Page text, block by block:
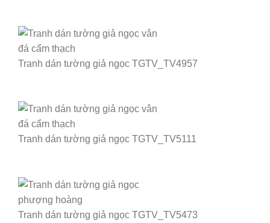
Tranh dán tường giả ngọc TGTV_TV4957
Tranh dán tường giả ngọc TGTV_TV5111
Tranh dán tường giả ngọc TGTV_TV5473